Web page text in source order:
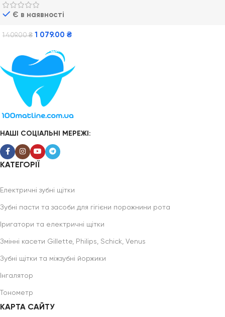
White CrossAction
Є в наявності
1 409.00₴ 1 079.00 ₴
Додати В Кошик
НАШІ СОЦІАЛЬНІ МЕРЕЖІ:
КАТЕГОРІЇ
Електричні зубні щітки
Зубні пасти та засоби для гігієни порожнини рота
Іригатори та електричні щітки
Змінні касети Gillette, Philips, Schick, Venus
Зубні щітки та міжзубні йоржики
Інгалятор
Тонометр
КАРТА САЙТУ